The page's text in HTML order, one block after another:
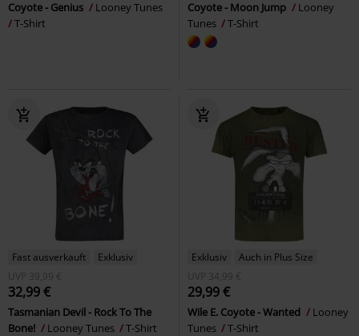
Coyote - Genius
Looney Tunes
T-Shirt
Coyote - Moon Jump
Looney
Tunes
T-Shirt
Fast ausverkauft
Exklusiv
UVP
39,99 €
32,99 €
Tasmanian Devil - Rock To The
Bone!
Looney Tunes T-Shirt
Exklusiv
Auch in Plus Size
UVP
34,99 €
29,99 €
Wile E. Coyote - Wanted
Looney
Tunes
T-Shirt